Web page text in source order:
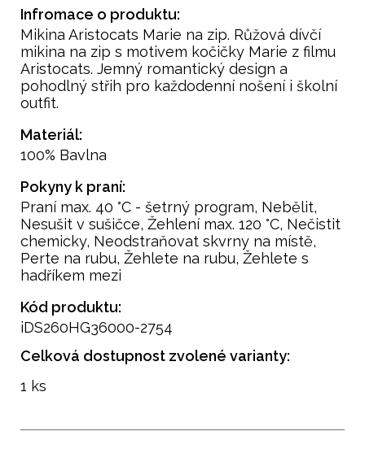
Infromace o produktu:
Mikina Aristocats Marie na zip. Růžová dívčí
mikina na zip s motivem kočičky Marie z filmu
Aristocats. Jemný romantický design a
pohodlný střih pro každodenní nošení i školní
outfit.
Materiál:
100% Bavlna
Pokyny k praní:
Praní max. 40 °C - šetrný program, Nebělit,
Nesušit v sušičce, Žehlení max. 120 °C, Nečistit
chemicky, Neodstraňovat skvrny na místě,
Perte na rubu, Žehlete na rubu, Žehlete s
hadříkem mezi
Kód produktu:
iDS260HG36000-2754
Celková dostupnost zvolené varianty:
1 ks